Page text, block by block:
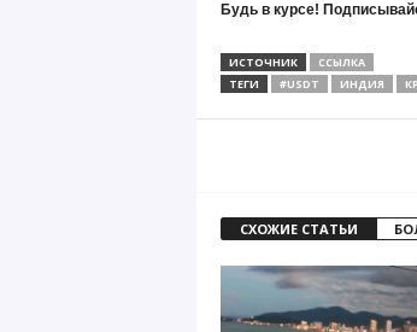
Будь в курсе!
ИСТОЧНИК
ССЫЛКА
ТЕГИ
#USDT ИНДИЯ
СХОЖИЕ СТАТЬИ